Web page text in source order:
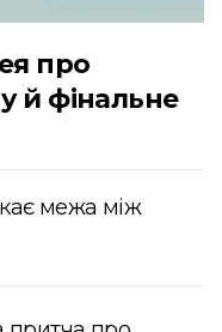
про
й фінальне
межа між